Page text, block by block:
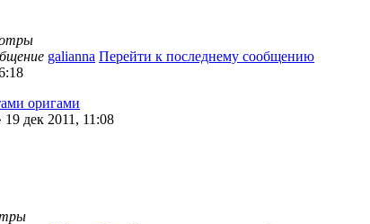
galianna Перейти к последнему сообщению
оригами
19 дек 2011, 11:08